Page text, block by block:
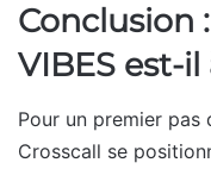
Conclusion
VIBES est-
Pour un premier pas
Crosscall se